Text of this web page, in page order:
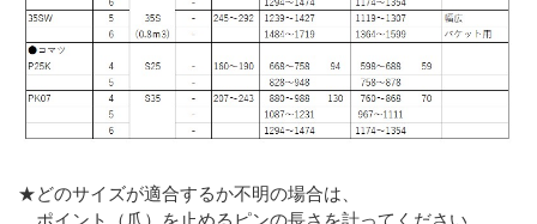
★どのサイズが適合するか不明の場合は、
ポイント（爪）を止めるピンの長さを計ってください